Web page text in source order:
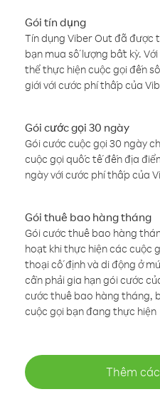
Gói tín dụng
Tín dụng Viber Out đã được
bạn mua số lượng bất kỳ.
thể thực hiện cuộc gọi đến
giới với cước phí thấp của
Gói cước gọi 30 ngày
Gói cước cuộc gọi 30 ngày
cuộc gọi quốc tế đến địa
ngày với cước phí thấp của
Gói thuê bao hàng tháng
Gói cước thuê bao hàng
hoạt khi thực hiện các cuộc
thoại cố định và di động ở
cần phải gia hạn gói cước
cước thuê bao hàng tháng,
cuộc gọi bạn đang thực hiện
Thêm